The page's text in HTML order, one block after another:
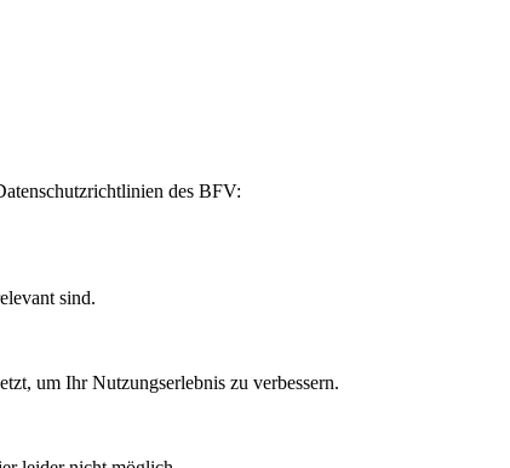
des BFV:
sind.
um Ihr Nutzungserlebnis zu verbessern.